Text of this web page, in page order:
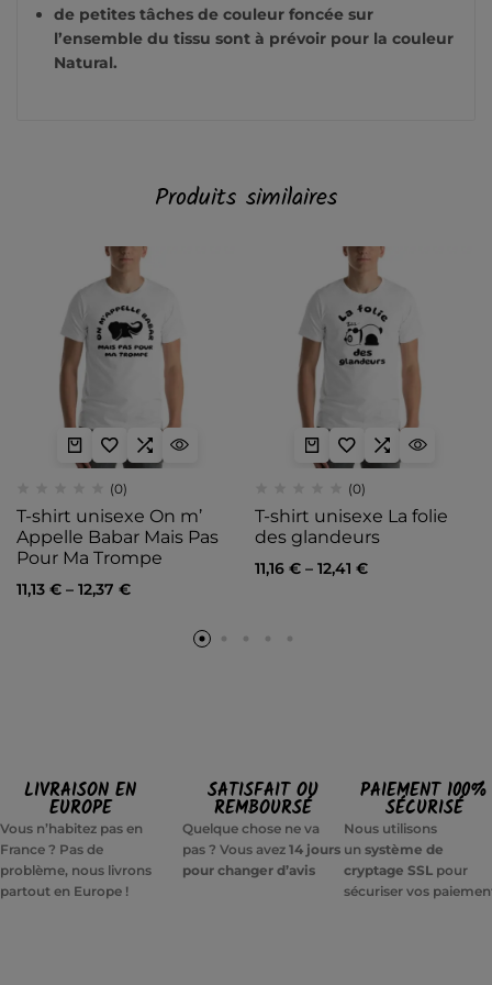
de petites tâches de couleur foncée sur
l’ensemble du tissu sont à prévoir pour la couleur
Natural.
Produits similaires
(0)
T-shirt unisexe On m’
Appelle Babar Mais Pas
Pour Ma Trompe
11,13 € – 12,37 €
(0)
T-shirt unisexe La folie
des glandeurs
11,16 €– 12,41 €
LIVRAISON EN
EUROPE
Vous n’habitez pas en
France ? Pas de
problème, nous livrons
partout en Europe !
SATISFAIT OU
REMBOURSÉ
Quelque chose ne va
pas ? Vous avez14 jours
pour changer d’avis
PAIEMENT 100%
SÉCURISÉ
Nous utilisons
un système de
cryptage SSLpour
sécuriser vos